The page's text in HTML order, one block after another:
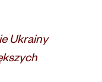
Ukrainy